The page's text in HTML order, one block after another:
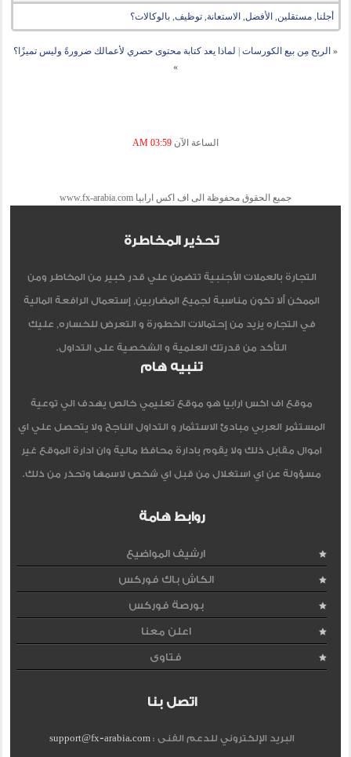
أجلنا,مستقلين, الأفضل, الاستعانة,توظيف,بالوكالات؟
« الربح مِن بيع الكورسات
لماذا يعد كتابة محتوى حصري لأعمالك ضرورةً وليس تميزًا؟
»
الساعة الآن 03:59 AM
جميع الحقوق محفوظة الى اف اكس ارابيا www.fx-arabia.com
تحذير المخاطرة
التجارة بالعملات الأجنبية تتضمن علي قدر كبير من المخاطر ومن
الممكن ألا تكون مناسبة لجميع المضاربين, إستعمال الرافعة المالية
في التجاره يزيد من إحتمالات الخطورة و التعرض للخساره, عليك
التأكد من قدرتك العلمية و الشخصية على التداول.
تنبيه هام
موقع اف اكس ارابيا هو موقع تعليمي خالص يهدف الي توعية
المستثمر العربي مبادئ الاستثمار و التداول الناجح ولا يتحصل علي اي
اموال مقابل ذلك ولا يقوم بادارة محافظ مالية وان ادارة الموقع غير
مسؤولة عن اي استغلال من قبل اي شخص لاسمها وتحذر من ذلك.
روابط هامة
ارشيف المواضيع
الكاش باك فوركس
بورصة فوركس
اعلن معنا
فتاوى
اتصل بنا
البريد الإلكتروني للدعم الفنى :support@fx-arabia.com